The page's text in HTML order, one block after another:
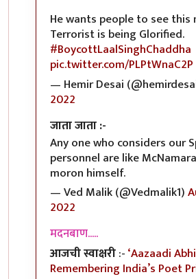
He wants people to see this
Terrorist is being Glorified.
#BoycottLaalSinghChaddha
pic.twitter.com/PLPtWnaC2P
— Hemir Desai
2022
जाता जाता :-
Any one who considers our
personnel are like
moron himself.
— Ved Malik (@Vedmalik1)
2022
मदनबाण.....
आजची स्वाक्षरी:-‘Aazaadi
Remembering India’s Poet